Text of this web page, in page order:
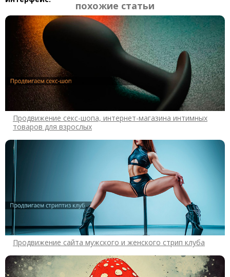
похожие статьи
Продвижение секс-шопа, интернет-магазина интимных
товаров для взрослых
Продвижение сайта мужского и женского стрип клуба